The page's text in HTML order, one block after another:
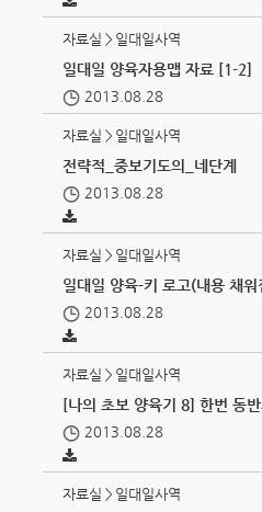
자료실＞일대일사역
일대일 양육자용맵 자료 [1-2]
2013.08.28
자료실＞일대일사역
전략적_중보기도의_네단계
2013.08.28
자료실＞일대일사역
일대일 양육-키 로고(내용 채워
2013.08.28
자료실＞일대일사역
[나의 초보 양육기 8] 한번 동
2013.08.28
자료실＞일대일사역